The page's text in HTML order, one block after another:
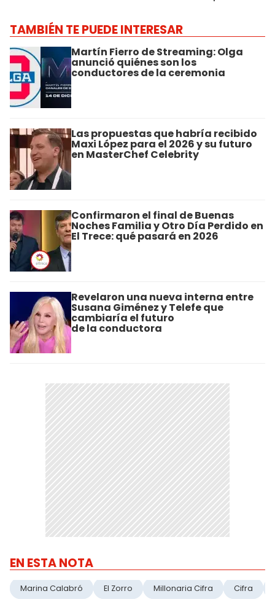
TAMBIÉN TE PUEDE INTERESAR
Martín Fierro de Streaming: Olga
anunció quiénes son los
conductores de la ceremonia
Las propuestas que habría recibido
Maxi López para el 2026 y su futuro
en MasterChef Celebrity
Confirmaron el final de Buenas
Noches Familia y Otro Día Perdido en
El Trece: qué pasará en 2026
Revelaron una nueva interna entre
Susana Giménez y Telefe que
cambiaría el futuro
de la conductora
EN ESTA NOTA
Marina Calabró El Zorro Millonaria Cifra Cifra